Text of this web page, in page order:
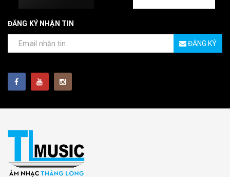
ĐĂNG KÝ NHẬN TIN
ĐĂNG KÝ